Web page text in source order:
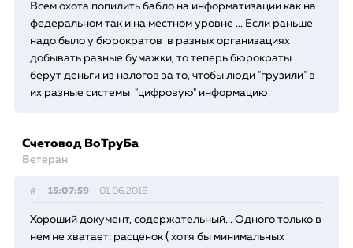
Всем охота попилить бабло на информатизации как на
федеральном так и на местном уровне ... Если раньше
надо было у бюрократов в разных организациях
добывать разные бумажки, то теперь бюрократы
берут деньги из налогов за то, чтобы люди "грузили" в
их разные системы "цифровую" информацию.
Счетовод ВоТруБа
Ветеран
# 15:07:59 01.06.2018
Хороший документ, содержательный... Одного только в
нем не хватает: расценок ( хотя бы минимальных